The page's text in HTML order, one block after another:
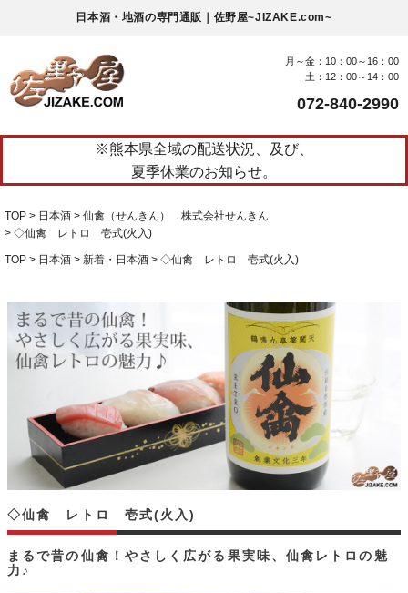
日本酒・地酒の専門通販｜佐野屋~JIZAKE.com~
月～金：10：00～16：00
土：12：00～14：00
072-840-2990
※熊本県全域の配送状況、及び、
夏季休業のお知らせ。
TOP 日本酒
仙禽（せんきん） 株式会社せんきん
◇仙禽 レトロ 壱式(火入)
TOP 日本酒 新着・日本酒 ◇仙禽 レトロ 壱式(火入)
まるで昔の仙禽！やさしく広がる果実味、仙禽レトロの魅
力♪
◇仙禽 レトロ 壱式(火入)